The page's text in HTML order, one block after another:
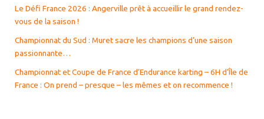
Le Défi France 2026 : Angerville prêt à accueillir le grand rendez-
vous de la saison !
Championnat du Sud : Muret sacre les champions d’une saison
passionnante…
Championnat et Coupe de France d’Endurance karting – 6H d’Île de
France : On prend – presque – les mêmes et on recommence !